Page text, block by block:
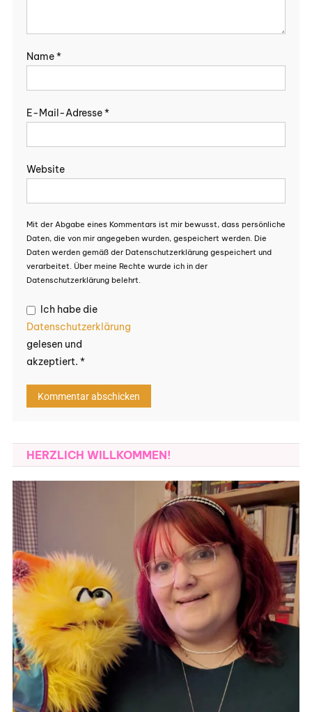
Name*
E-Mail-Adresse*
Website
Mit der Abgabe eines Kommentars ist mir bewusst, dass persönliche
Daten, die von mir angegeben wurden, gespeichert werden. Die
Daten werden gemäß der Datenschutzerklärung gespeichert und
verarbeitet. Über meine Rechte wurde ich in der
Datenschutzerklärung belehrt.
Ich habe die
Datenschutzerklärung
gelesen und
akzeptiert. *
HERZLICH WILLKOMMEN!